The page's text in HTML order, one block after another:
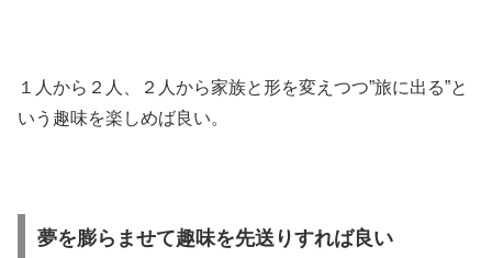
１人から２人、２人から家族と形を変えつつ”旅に出る”と
いう趣味を楽しめば良い。
夢を膨らませて趣味を先送りすれば良い